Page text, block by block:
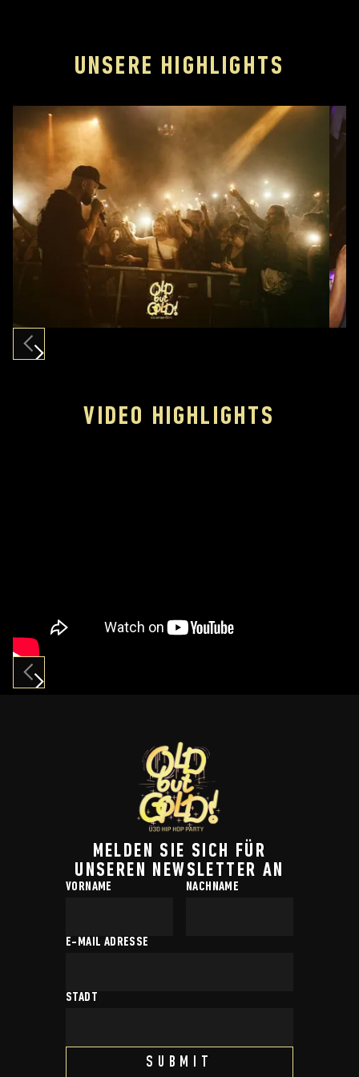
UNSERE HIGHLIGHTS
Slide 2 of 12.
VIDEO HIGHLIGHTS
MELDEN SIE SICH FÜR
UNSEREN NEWSLETTER AN
VORNAME NACHNAME
E-MAIL ADRESSE
STADT